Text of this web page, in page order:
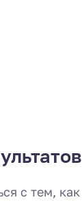
с тем, как